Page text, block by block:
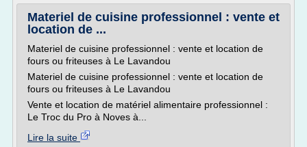
Materiel de cuisine professionnel : vente et
location de ...
Materiel de cuisine professionnel : vente et location de
fours ou friteuses à Le Lavandou
Materiel de cuisine professionnel : vente et location de
fours ou friteuses à Le Lavandou
Vente et location de matériel alimentaire professionnel :
Le Troc du Pro à Noves à...
Lire la suite